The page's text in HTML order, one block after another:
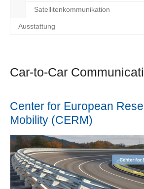
Satelliten­kommunikation
Ausstattung
Car-to-Car
Center for European
Mobility (CERM)